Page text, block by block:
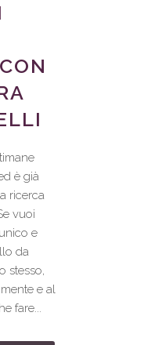
è già
ricerca
vuoi
e
da
stesso,
e al
fare...